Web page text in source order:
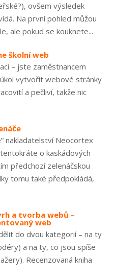
ovšem výsledek
Na první pohled můžou
ale pokud se kouknete...
školní web
– jste zaměstnancem
vytvořit webové stránky
a pečliví, takže nic
nakladatelství Neocortex
o kaskádových
předchozí zelenáčskou
tomu také předpokládá,
a tvorba webů –
web
do dvou kategorií – na ty
a na ty, co jsou spíše
Recenzovaná kniha